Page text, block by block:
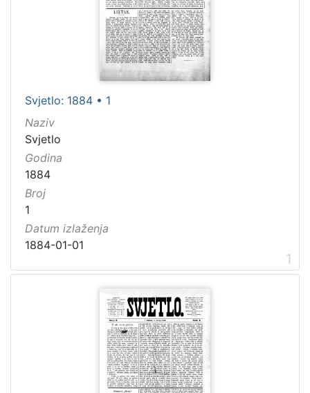
Godina
1884
104
1885
1886
1889
1890
9
Svjetlo: 1884 • 1
Naziv
Svjetlo
Godina
1884
Broj
1
Datum izlaženja
1884-01-01
1